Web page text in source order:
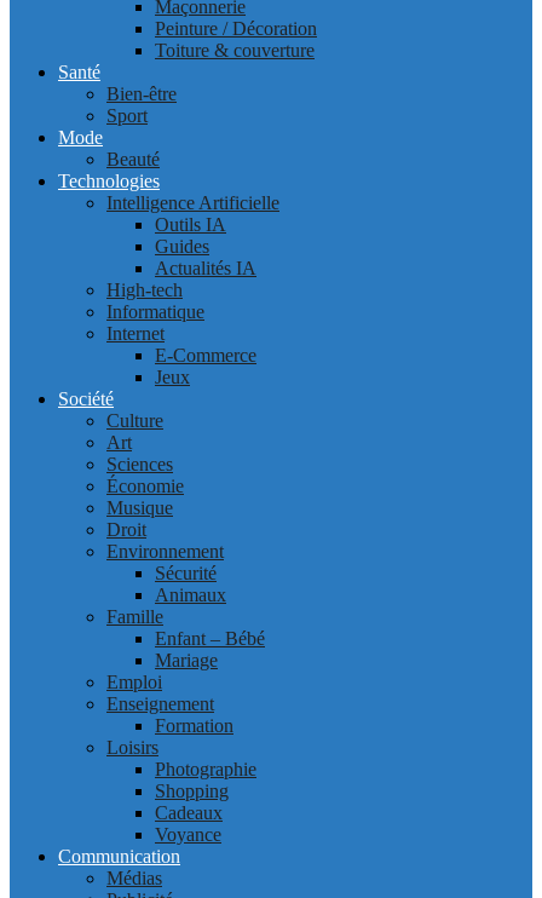
Maçonnerie
Peinture / Décoration
Toiture & couverture
Santé
Bien-être
Sport
Mode
Beauté
Technologies
Intelligence Artificielle
Outils IA
Guides
Actualités IA
High-tech
Informatique
Internet
E-Commerce
Jeux
Société
Culture
Art
Sciences
Économie
Musique
Droit
Environnement
Sécurité
Animaux
Famille
Enfant – Bébé
Mariage
Emploi
Enseignement
Formation
Loisirs
Photographie
Shopping
Cadeaux
Voyance
Communication
Médias